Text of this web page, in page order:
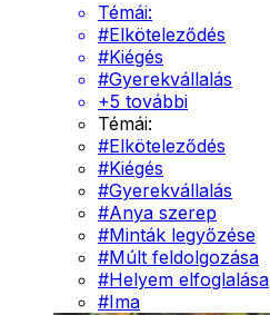
Témái:
#Elköteleződés
#Kiégés
#Gyerekvállalás
+5 további
Témái:
#Elköteleződés
#Kiégés
#Gyerekvállalás
#Anya szerep
#Minták legyőzése
#Múlt feldolgozása
#Helyem elfoglalása
#Ima